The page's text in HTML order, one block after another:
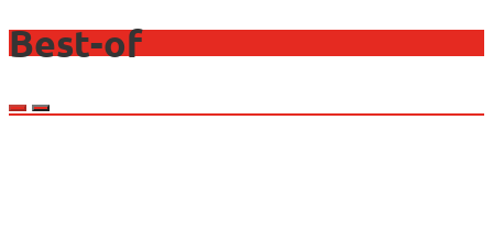
Best-of